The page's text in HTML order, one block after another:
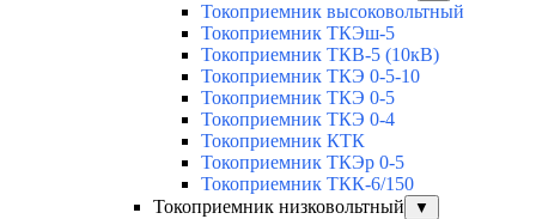
Токоприемник высоковольтный
Токоприемник ТКЭш-5
Токоприемник ТКВ-5 (10кВ)
Токоприемник ТКЭ 0-5-10
Токоприемник ТКЭ 0-5
Токоприемник ТКЭ 0-4
Токоприемник КТК
Токоприемник ТКЭр 0-5
Токоприемник ТКК-6/150
Токоприемник низковольтный
▼